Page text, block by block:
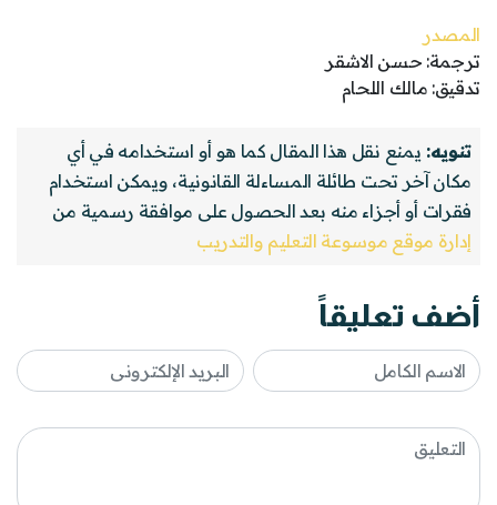
المصدر
ترجمة: حسن الاشقر
تدقيق: مالك اللحام
تنويه: يمنع نقل هذا المقال كما هو أو استخدامه في أي
مكان آخر تحت طائلة المساءلة القانونية، ويمكن استخدام
فقرات أو أجزاء منه بعد الحصول على موافقة رسمية من
إدارة موقع موسوعة التعليم والتدريب
أضف تعليقاً